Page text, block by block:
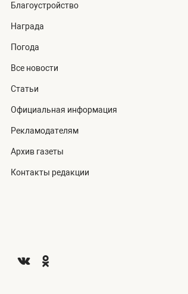
Благоустройство
Награда
Погода
Все новости
Статьи
Официальная информация
Рекламодателям
Архив газеты
Контакты редакции